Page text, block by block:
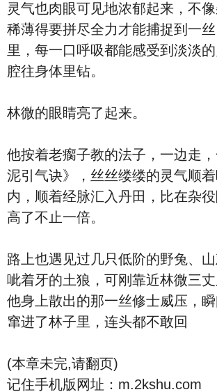
灵气也肉眼可见地浓郁起来，不像
稀薄得要拼尽全力才能捕捉到一
里，每一口呼吸都能感受到淡淡
腔往身体里钻。
林微的眼睛亮了起来。
他按着老瘸子教的法子，一边走
泥引气诀》，丝丝缕缕的灵气顺
内，顺着经脉汇入丹田，比在杂
高了不止一倍。
路上也遇见过几只低阶的野兔、
呲着牙的土狼，可刚靠近林微三
他身上散出的那一丝修士威压，
窜进了林子里，连头都不敢回
(本章未完,请翻页)
记住手机版网址：m.2kshu.com